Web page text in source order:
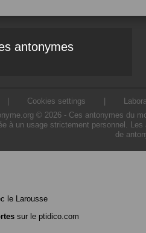
antonymes
Cookies settings
© 2026 - Ces antonymes du
à un usage strictement personnel.
de
le Larousse
sur le ptidico.com